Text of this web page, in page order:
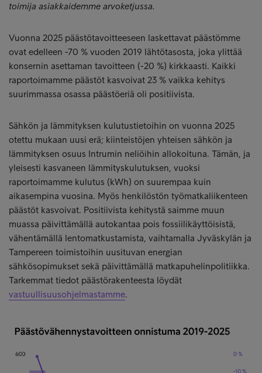
toimija asiakkaidemme arvoketjussa.
Vuonna 2025 päästötavoitteeseen laskettavat päästömme
ovat edelleen -70 % vuoden 2019 lähtötasosta, joka ylittää
konsernin asettaman tavoitteen (-20 %) kirkkaasti. Kaikki
raportoimamme päästöt kasvoivat 23 % vaikka kehitys
suurimmassa osassa päästöeriä oli positiivista.
Sähkön ja lämmityksen kulutustietoihin on vuonna 2025
otettu mukaan uusi erä; kiinteistöjen yhteisen sähkön ja
lämmityksen osuus Intrumin neliöihin allokoituna. Tämän, ja
yleisesti kasvaneen lämmityskulutuksen, vuoksi
raportoimamme kulutus (kWh) on suurempaa kuin
aikasempina vuosina. Myös henkilöstön työmatkaliikenteen
päästöt kasvoivat. Positiivista kehitystä saimme muun
muassa päivittämällä autokantaa pois fossiilikäyttöisistä,
vähentämällä lentomatkustamista, vaihtamalla Jyväskylän ja
Tampereen toimistoihin uusituvan energian
sähkösopimukset sekä päivittämällä matkapuhelinpolitiikka.
Tarkemmat tiedot päästörakenteesta löydät
vastuullisuusohjelmastamme.